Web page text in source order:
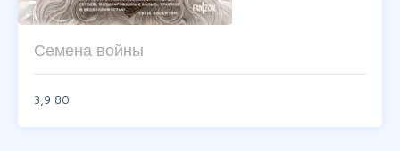
Семена войны
3,9 80